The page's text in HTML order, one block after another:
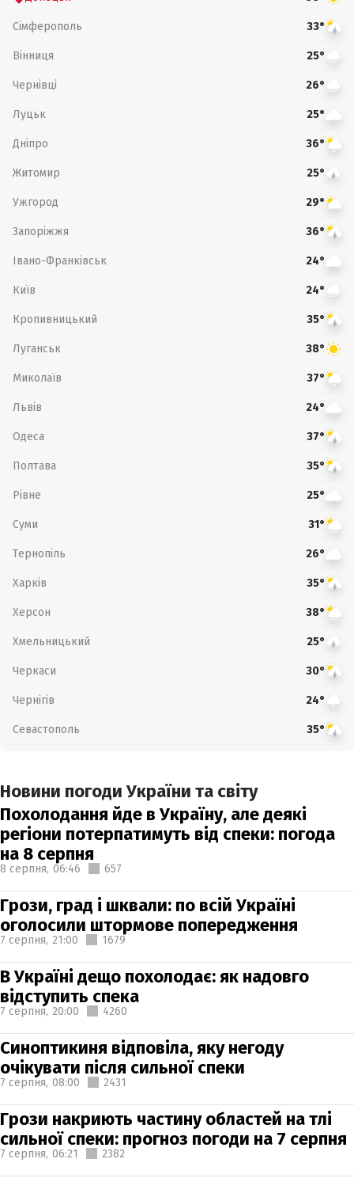
Сімферополь 33°
Вінниця 25°
Чернівці 26°
Луцьк 25°
Дніпро 36°
Житомир 25°
Ужгород 29°
Запоріжжя 36°
Івано-Франківськ 24°
Київ 24°
Кропивницький 35°
Луганськ 38°
Миколаїв 37°
Львів 24°
Одеса 37°
Полтава 35°
Рівне 25°
Суми 31°
Тернопіль 26°
Харків 35°
Херсон 38°
Хмельницький 25°
Черкаси 30°
Чернігів 24°
Севастополь 35°
Новини погоди України та світу
Похолодання йде в Україну, але деякі
регіони потерпатимуть від спеки: погода
на 8 серпня
8 серпня, 06:46 657
Грози, град і шквали: по всій Україні
оголосили штормове попередження
7 серпня, 21:00 1679
В Україні дещо похолодає: як надовго
відступить спека
7 серпня, 20:00 4260
Синоптикиня відповіла, яку негоду
очікувати після сильної спеки
7 серпня, 08:00 2431
Грози накриють частину областей на тлі
сильної спеки: прогноз погоди на 7 серпня
7 серпня, 06:21 2382